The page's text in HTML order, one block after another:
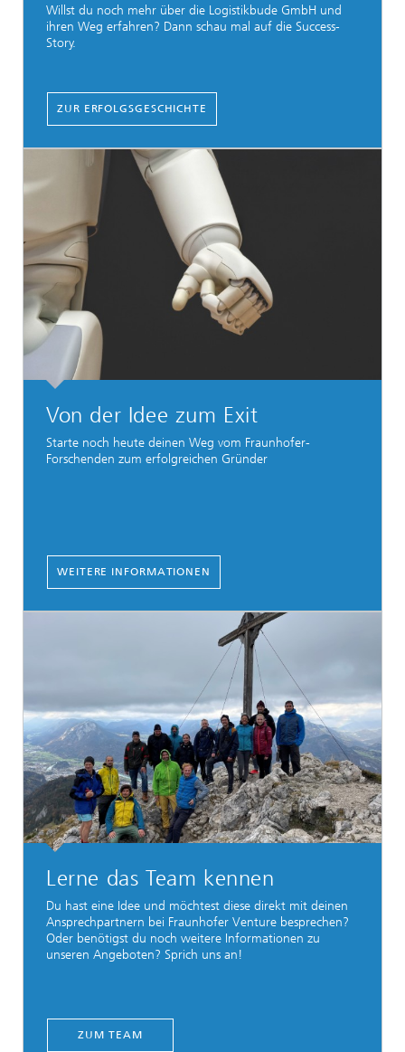
Willst du noch mehr über die Logistikbude GmbH und
ihren Weg erfahren? Dann schau mal auf die Success-
Story.
ZUR ERFOLGSGESCHICHTE
Von der Idee zum Exit
Starte noch heute deinen Weg vom Fraunhofer-
Forschenden zum erfolgreichen Gründer
WEITERE INFORMATIONEN
Lerne das Team kennen
Du hast eine Idee und möchtest diese direkt mit deinen
Ansprechpartnern bei Fraunhofer Venture besprechen?
Oder benötigst du noch weitere Informationen zu
unseren Angeboten? Sprich uns an!
ZUM TEAM